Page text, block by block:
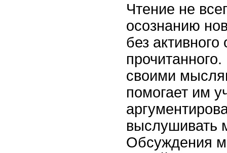
Чтение не
осознанию
без
своими
помогает им
выслушивать
Обсуждения